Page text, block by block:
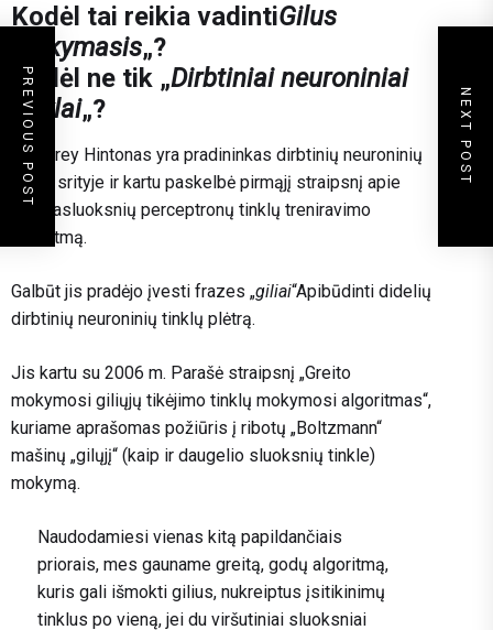
Kodėl tai reikia vadintiGilus
mokymasis„?
Kodėl ne tik „Dirbtiniai neuroniniai
tinklai„?
Geoffrey Hintonas yra pradininkas dirbtinių neuroninių
tinklų srityje ir kartu paskelbė pirmąjį straipsnį apie
daugiasluoksnių perceptronų tinklų treniravimo
algoritmą.
Galbūt jis pradėjo įvesti frazes „giliai“Apibūdinti didelių
dirbtinių neuroninių tinklų plėtrą.
Jis kartu su 2006 m. Parašė straipsnį „Greito
mokymosi giliųjų tikėjimo tinklų mokymosi algoritmas“,
kuriame aprašomas požiūris į ribotų „Boltzmann“
mašinų „gilųjį“ (kaip ir daugelio sluoksnių tinkle)
mokymą.
Naudodamiesi vienas kitą papildančiais
priorais, mes gauname greitą, godų algoritmą,
kuris gali išmokti gilius, nukreiptus įsitikinimų
tinklus po vieną, jei du viršutiniai sluoksniai
PREVIOUS POST NEXT POST